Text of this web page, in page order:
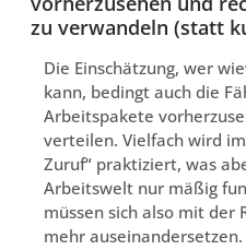
zu verwandeln (statt
Die Einschätzung, wer
kann, bedingt auch die
Arbeitspakete
verteilen. Vielfach wird
Zuruf“ praktiziert, was
Arbeitswelt nur mäßig
müssen sich also mit der
mehr